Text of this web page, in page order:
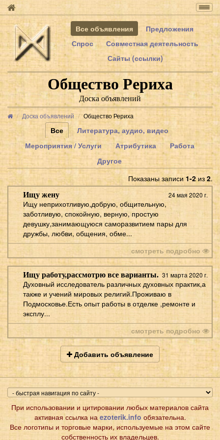
Все объявления
Предложения
Спрос
Совместная деятельность
Сайты (ссылки)
Общество Рериха
Доска объявлений
Доска объявлений Общество Рериха
Все
Литература, аудио, видео
Мероприятия / Услуги
Атрибутика
Работа
Другое
Показаны записи 1-2из 2.
24 мая 2020 г.
Ищу жену
Ищу неприхотливую,добрую, общительную,
заботливую, спокойную, верную, простую
девушку,занимающуюся саморазвитием пары для
дружбы, любви, общения, обме...
смотреть подробно
31 марта 2020 г.
Ищу работу,рассмотрю все варианты.
Духовный исследователь различных духовных практик,а
также и учений мировых религий.Проживаю в
Подмосковье.Есть опыт работы в отделке ,ремонте и
эксплу...
смотреть подробно
Добавить объявление
При использовании и цитировании любых материалов сайта
активная ссылка наezoterik.info обязательна.
Все логотипы и торговые марки, используемые на этом сайте
собственность их владельцев.